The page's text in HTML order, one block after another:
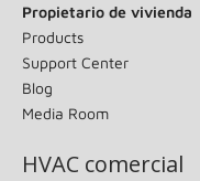
Propietario de vivienda
Products
Support Center
Blog
Media Room
HVAC comercial